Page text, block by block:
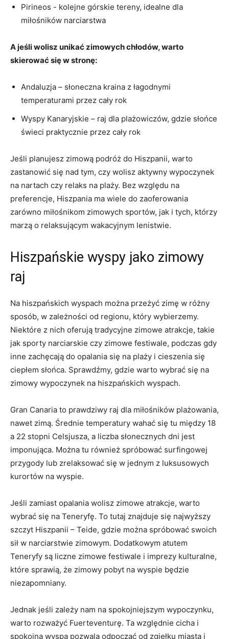
Pirineos -​ kolejne górskie tereny, idealne dla⁢
miłośników narciarstwa
A jeśli wolisz unikać zimowych chłodów, warto
skierować się w‍ stronę:
Andaluzja – słoneczna kraina z łagodnymi
temperaturami przez cały rok
Wyspy Kanaryjskie – ‍raj dla plażowiczów, gdzie słońce
‌świeci praktycznie przez cały rok
Jeśli planujesz zimową podróż do Hiszpanii, warto
zastanowić się nad tym, czy wolisz aktywny wypoczynek
na nartach czy relaks na plaży. Bez względu na⁣
preferencje, Hiszpania‍ ma wiele do zaoferowania
zarówno miłośnikom zimowych sportów, jak i tych, którzy
⁤marzą o relaksującym‍ wakacyjnym lenistwie.
Hiszpańskie wyspy ​jako zimowy
raj
Na‍ hiszpańskich⁤ wyspach można przeżyć ​zimę w różny
sposób, w⁢ zależności od regionu, który wybierzemy.
Niektóre z nich oferują tradycyjne zimowe atrakcje, takie
jak​ sporty narciarskie czy zimowe festiwale, podczas gdy
inne zachęcają do opalania się na plaży i ⁢cieszenia się
ciepłem słońca. Sprawdźmy, gdzie⁣ warto wybrać się na
zimowy wypoczynek ‍na‌ hiszpańskich wyspach.
Gran Canaria to prawdziwy raj dla miłośników plażowania,
nawet‍ zimą.⁣ Średnie temperatury wahać się tu​ między 18‌
a 22 ‌stopni Celsjusza, a liczba słonecznych ‍dni jest
imponująca. Można tu również spróbować surfingowej⁣
przygody lub zrelaksować‌ się⁣ w jednym⁤ z luksusowych
kurortów na wyspie.
Jeśli zamiast​ opalania wolisz zimowe atrakcje, warto
⁣wybrać się na Teneryfę. To‌ tutaj znajduje ‌się najwyższy
szczyt Hiszpanii – ​Teide, ‌gdzie można spróbować​ swoich
sił w narciarstwie zimowym. Dodatkowym atutem
Teneryfy są⁣ liczne zimowe festiwale​ i imprezy kulturalne,
które sprawią, że zimowy pobyt na wyspie będzie
niezapomniany.
Jednak jeśli zależy nam na spokojniejszym wypoczynku,⁣
warto rozważyć Fuerteventurę. ⁣Ta względnie cicha⁤ i⁤
spokojna ​wyspa pozwala odpocząć od zgiełku miasta i